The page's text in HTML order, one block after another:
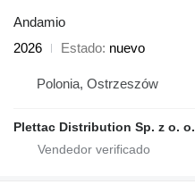
Andamio
2026
Estado nuevo
Polonia, Ostrzeszów
Plettac Distribution Sp. z o. o.